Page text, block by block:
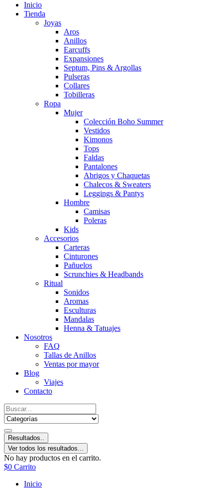
Inicio
Tienda
Joyas
Aros
Anillos
Earcuffs
Expansiones
Septum, Pins & Argollas
Pulseras
Collares
Tobilleras
Ropa
Mujer
Colección Boho Summer
Vestidos
Kimonos
Tops
Faldas
Pantalones
Abrigos y Chaquetas
Chalecos & Sweaters
Leggings & Pantys
Hombre
Camisas
Poleras
Kids
Accesorios
Carteras
Cinturones
Pañuelos
Scrunchies & Headbands
Ritual
Sonidos
Aromas
Esculturas
Mandalas
Henna & Tatuajes
Nosotros
FAQ
Tallas de Anillos
Ventas por mayor
Blog
Viajes
Contacto
Resultados..
Ver todos los resultados...
No hay productos en el carrito.
$0 Carrito
Inicio